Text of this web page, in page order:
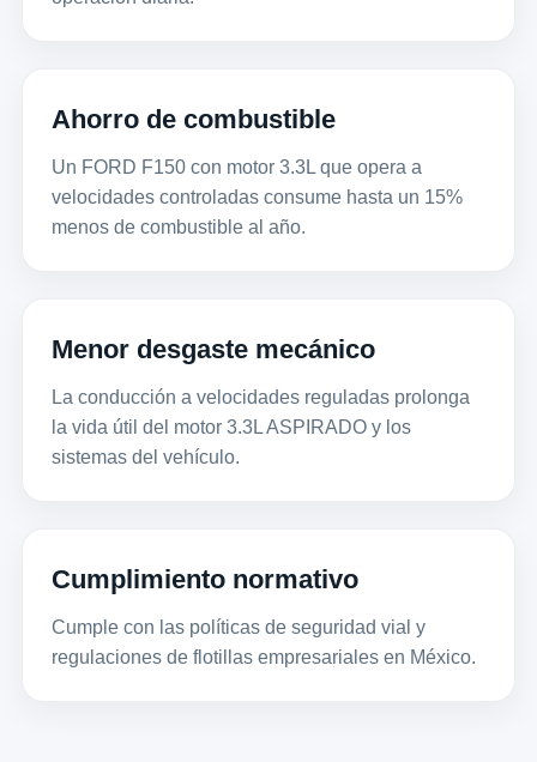
Ahorro de combustible
Un FORD F150 con motor 3.3L que opera a
velocidades controladas consume hasta un 15%
menos de combustible al año.
Menor desgaste mecánico
La conducción a velocidades reguladas prolonga
la vida útil del motor 3.3L ASPIRADO y los
sistemas del vehículo.
Cumplimiento normativo
Cumple con las políticas de seguridad vial y
regulaciones de flotillas empresariales en México.